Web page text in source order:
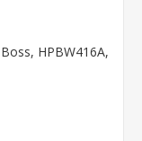
HPBW416A,